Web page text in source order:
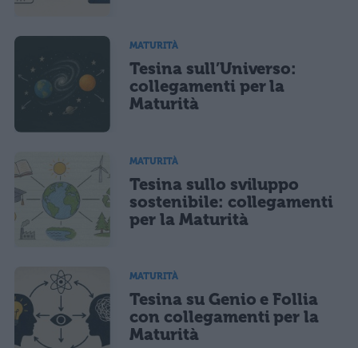
MATURITÀ
Tesina sull’Universo:
collegamenti per la
Maturità
MATURITÀ
Tesina sullo sviluppo
sostenibile: collegamenti
per la Maturità
MATURITÀ
Tesina su Genio e Follia
con collegamenti per la
Maturità